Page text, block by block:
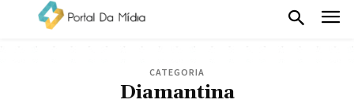
CATEGORIA
Diamantina